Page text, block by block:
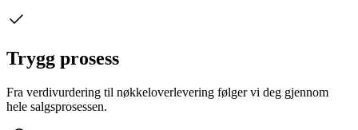
Trygg prosess
Fra verdivurdering til nøkkeloverlevering følger vi deg gjennom
hele salgsprosessen.